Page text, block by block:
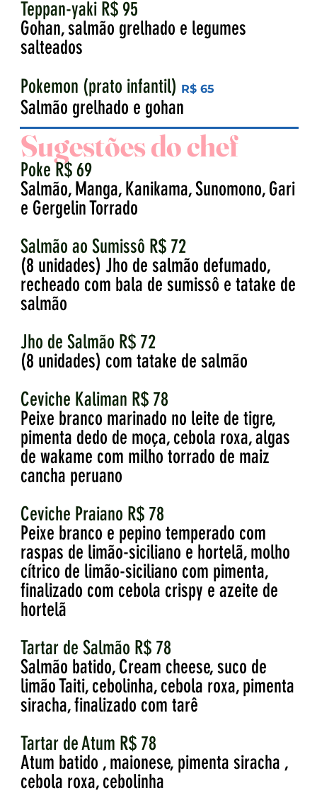
Teppan-yaki R$ 95
Gohan, salmão grelhado e legumes
salteados
Pokemon (prato infantil) R$ 65
Salmão grelhado e gohan
Sugestões do chef
Poke R$ 69
Salmão, Manga, Kanikama, Sunomono, Gari
e Gergelin Torrado
Salmão ao Sumissô R$ 72
(8 unidades) Jho de salmão defumado,
recheado com bala de sumissô e tatake de
salmão
Jho de Salmão R$ 72
(8 unidades) com tatake de salmão
Ceviche Kaliman R$ 78
Peixe branco marinado no leite de tigre,
pimenta dedo de moça, cebola roxa, algas
de wakame com milho torrado de maiz
cancha peruano
Ceviche Praiano R$ 78
Peixe branco e pepino temperado com
raspas de limão-siciliano e hortelã, molho
cítrico de limão-siciliano com pimenta,
finalizado com cebola crispy e azeite de
hortelã
Tartar de Salmão R$ 78
Salmão batido, Cream cheese, suco de
limão Taiti, cebolinha, cebola roxa, pimenta
siracha, finalizado com tarê
Tartar de Atum R$ 78
Atum batido , maionese, pimenta siracha ,
cebola roxa, cebolinha